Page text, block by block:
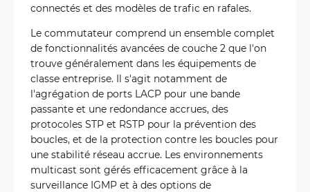
connectés et des modèles de trafic en rafales.
Le commutateur comprend un ensemble complet
de fonctionnalités avancées de couche 2 que l'on
trouve généralement dans les équipements de
classe entreprise. Il s'agit notamment de
l'agrégation de ports LACP pour une bande
passante et une redondance accrues, des
protocoles STP et RSTP pour la prévention des
boucles, et de la protection contre les boucles pour
une stabilité réseau accrue. Les environnements
multicast sont gérés efficacement grâce à la
surveillance IGMP et à des options de